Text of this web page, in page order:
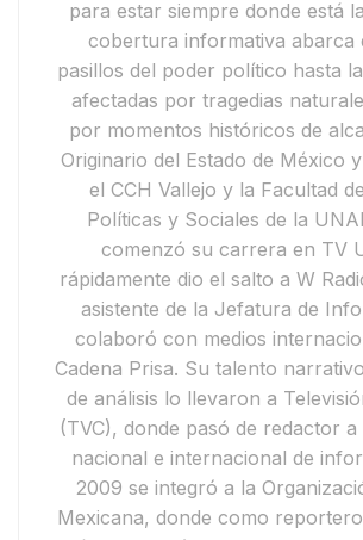
para estar siempre donde está
cobertura informativa abarca
pasillos del poder político hasta
afectadas por tragedias
por momentos históricos de
Originario del Estado de México
el CCH Vallejo y la Facultad
Políticas y Sociales de la
comenzó su carrera en TV
rápidamente dio el salto a W
asistente de la Jefatura de
colaboró con medios
Cadena Prisa. Su talento
de análisis lo llevaron a
(TVC), donde pasó de redactor
nacional e internacional de
2009 se integró a la
Mexicana, donde como